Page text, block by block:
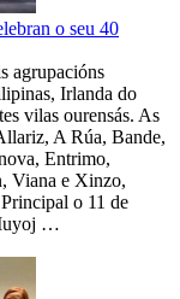
o seu 40
agrupacións
Irlanda do
vilas ourensás. As
A Rúa, Bande,
Entrimo,
Viana e Xinzo,
o 11 de
…